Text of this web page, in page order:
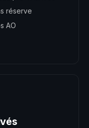
réserve
AO